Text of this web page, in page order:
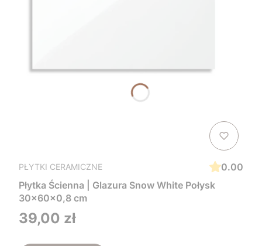
PŁYTKI CERAMICZNE
0.00
Płytka Ścienna | Glazura Snow White Połysk
30x60x0,8 cm
Cena
39,00 zł